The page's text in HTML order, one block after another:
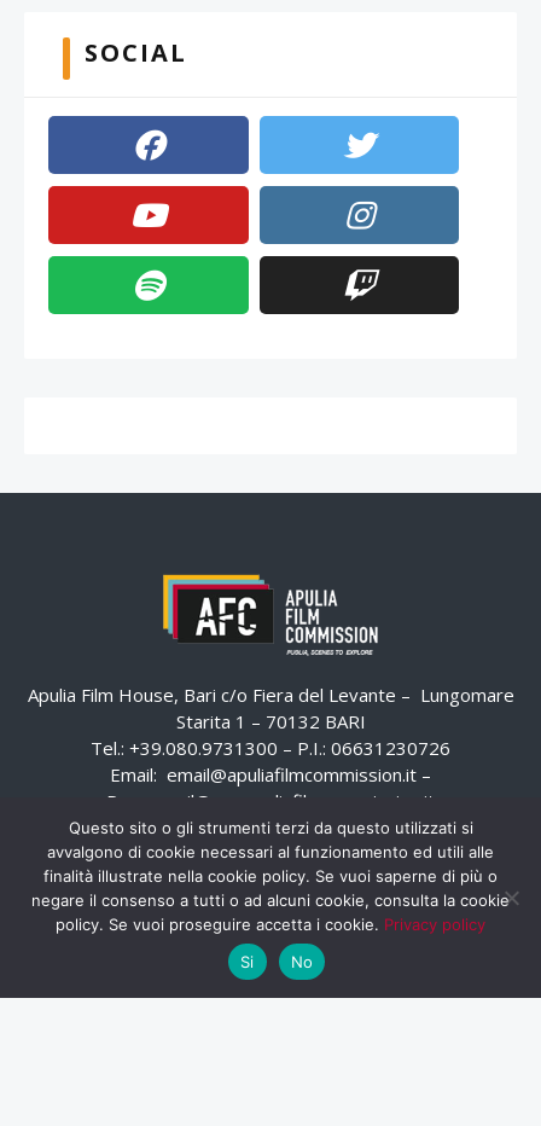
SOCIAL
Apulia Film House, Bari c/o Fiera del Levante – Lungomare
Starita 1 – 70132 BARI
Tel.: +39.080.9731300 – P.I.: 06631230726
Email: email@apuliafilmcommission.it –
Pec:
email@pec.apuliafilmcommission.it
Questo sito o gli strumenti terzi da questo utilizzati si
avvalgono di cookie necessari al funzionamento ed utili alle
finalità illustrate nella cookie policy. Se vuoi saperne di più o
negare il consenso a tutti o ad alcuni cookie, consulta la cookie
policy. Se vuoi proseguire accetta i cookie. Privacy policy
Si
No